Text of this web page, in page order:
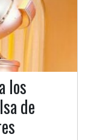
los
de